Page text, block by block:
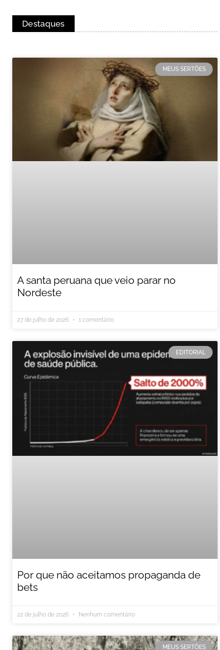
Destaques
MEUS SERTÕES
A santa peruana que veio parar no
Nordeste
27 de julho de 2026 1 comentário
EDITORIAL
Por que não aceitamos propaganda de
bets
22 de julho de 2026 Nenhum comentário
MEUS SERTÕES